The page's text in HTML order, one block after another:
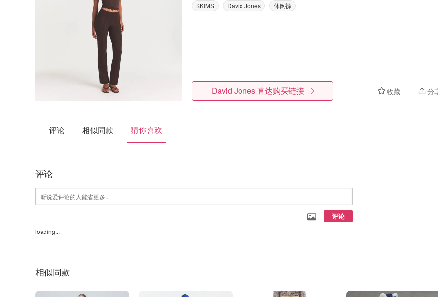
SKIMS David Jones 休闲裤
收藏 分
David Jones 直达购买链接
评论 相似同款 猜你喜欢
评论
评论
loading...
相似同款